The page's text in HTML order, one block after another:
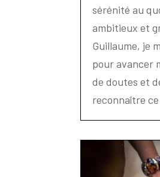
sérénité au
ambitieux et
Guillaume, je
pour avancer
de doutes et
reconnaître